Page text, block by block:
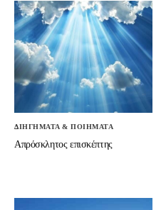
ΔΙΗΓΗΜΑΤΑ & ΠΟΙΗΜΑΤΑ
Απρόσκλητος επισκέπτης